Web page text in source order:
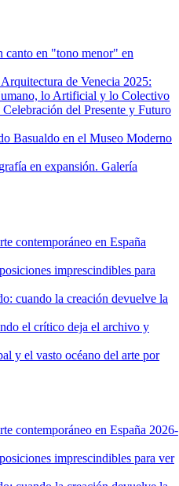
canto en "tono menor" en
de Venecia 2025:
lo Artificial y lo Colectivo
del Presente y Futuro
Basualdo en el Museo Moderno
en expansión. Galería
contemporáneo en España
imprescindibles para
cuando la creación devuelve la
el crítico deja el archivo y
y el vasto océano del arte por
contemporáneo en España 2026-
imprescindibles para ver